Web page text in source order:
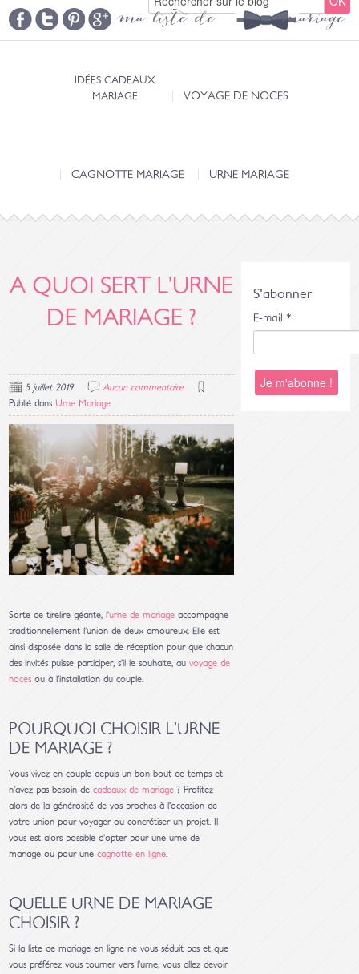
ma liste de mariage
IDÉES CADEAUX
MARIAGE
VOYAGE DE NOCES
CAGNOTTE MARIAGE URNE MARIAGE
A QUOI SERT L’URNE
DE MARIAGE ?
5 juillet 2019
Aucun commentaire
Publié dansUrne Mariage
Sorte de tirelire géante, l’urne de mariage accompagne
traditionnellement l’union de deux amoureux. Elle est
ainsi disposée dans la salle de réception pour que chacun
des invités puisse participer, s’il le souhaite, auvoyage de
noces ou à l’installation du couple.
POURQUOI CHOISIR L’URNE
DE MARIAGE ?
Vous vivez en couple depuis un bon bout de temps et
n’avez pas besoin decadeaux de mariage? Profitez
alors de la générosité de vos proches à l’occasion de
votre union pour voyager ou concrétiser un projet. Il
vous est alors possible d’opter pour une urne de
mariage ou pour unecagnotte en ligne
QUELLE URNE DE MARIAGE
CHOISIR ?
Si la liste de mariage en ligne ne vous séduit pas et que
vous préférez vous tourner vers l’urne, vous allez devoir
S'abonner
E-mail *